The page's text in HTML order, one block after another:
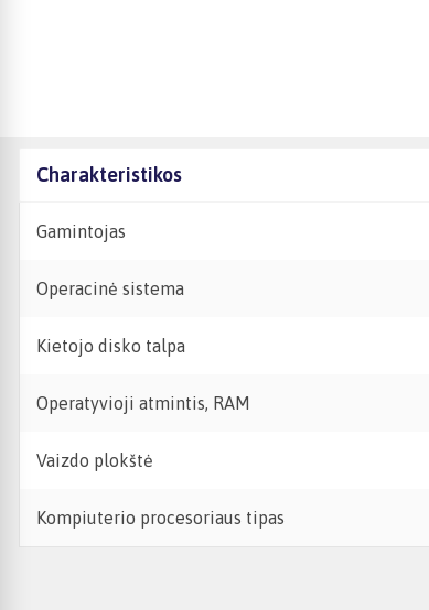
Charakteristikos
Gamintojas
Operacinė sistema
Kietojo disko talpa
Operatyvioji atmintis, RAM
Vaizdo plokštė
Kompiuterio procesoriaus tipas